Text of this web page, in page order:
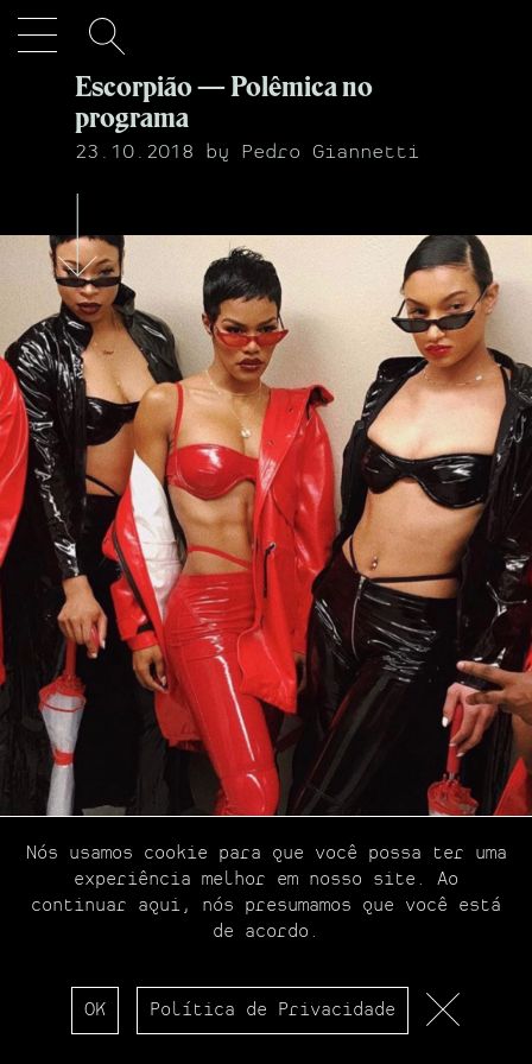
EN
Peoplestrology
Youstrology
Resultados
Revelações
Escorpião — Polêmica no
programa
23.10.2018 by Pedro Giannetti
Nós usamos cookie para que você possa ter uma
experiência melhor em nosso site. Ao
continuar aqui, nós presumamos que você está
de acordo.
OK Política de Privacidade